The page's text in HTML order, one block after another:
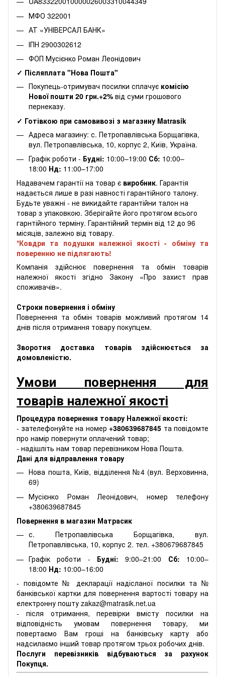
МФО 322001
АТ «УНІВЕРСАЛ БАНК»
ІПН 2900302612
ФОП Мусієнко Роман Леонідович
✓ Післяплата "Нова Пошта"
Покупець-отримувач посилки сплачує комісію
Нової пошти 20 грн.+2% від суми грошового
пернеказу.
✓ Готівкою при самовивозі з магазину Matrasik
Адреса магазину: с. Петропавлівська Борщагівка,
вул. Петропавлівська, 10, корпус 2, Київ, Україна.
Графік роботи - Будні: 10:00–19:00 Сб: 10:00–
18:00 Нд: 11:00–17:00
Надавачем гарантії на товар є виробник. Гарантія
надається лише в разі навності гарантійного талону.
Будьте уважні - не викидайте гарантійни талон на
товар з упаковкою. Зберігайте його протягом всього
гарнтійного терміну. Гарантійний термін від 12 до 96
місяців, залежно від товару.
*Ковдри та подушки належної якості - обміну та
поверенню не підлягають!
Компанія здійснює повернення та обмін товарів
належної якості згідно Закону «Про захист прав
споживачів».
Строки повернення і обміну
Повернення та обмін товарів можливий протягом 14
днів після отримання товару покупцем.
Зворотня доставка товарів здійснюється за
домовленістю.
Умови повернення для
товарів належної якості
Процедура повернення товару Належної якості:
- зателефонуйте на номер +380639687845 та повідомте
про намір повернути оплачений товар;
- надішліть нам товар перевізником Нова Пошта.
Дані для відправлення товару
Нова пошта, Київ, відділення №4 (вул. Верховинна,
69)
Мусієнко Роман Леонідович, номер телефону
+380639687845
Повернення в магазин Матрасик
с. Петропавлівська Борщагівка, вул.
Петропавлівська, 10, корпус 2. тел. +380679687845
Графік роботи - Будні: 9:00–21:00 Сб: 10:00–
18:00 Нд: 10:00–16:00
- повідомте № декларації надісланої посилки та №
банківської картки для повернення вартості товару на
електронну пошту zakaz@matrasik.net.ua
- після отримання, перевірки вмісту посилки на
відповідність умовам повернення товару, ми
повертаємо Вам гроші на банківську карту або
надсилаємо інший товар протягом трьох робочих днів.
Послуги перевізників відбуваються за рахунок
Покупця.